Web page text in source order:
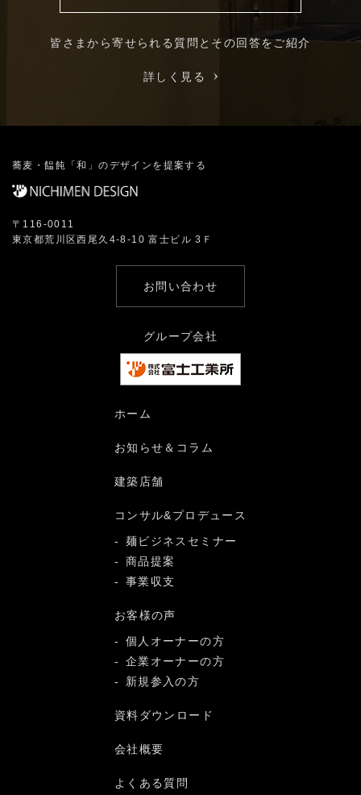
皆さまから寄せられる質問とその回答をご紹介
詳しく見る
蕎麦・饂飩「和」のデザインを提案する
〒116-0011
東京都荒川区西尾久4-8-10 富士ビル 3Ｆ
お問い合わせ
グループ会社
ホーム
お知らせ＆コラム
建築店舗
コンサル&プロデュース
麺ビジネスセミナー
商品提案
事業収支
お客様の声
個人オーナーの方
企業オーナーの方
新規参入の方
資料ダウンロード
会社概要
よくある質問